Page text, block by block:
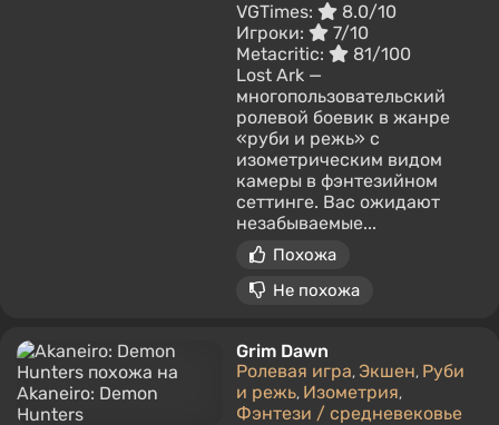
VGTimes:
8.0/10
Игроки:
7/10
Metacritic:
81/100
Lost Ark —
многопользовательский
ролевой боевик в жанре
«руби и режь» с
изометрическим видом
камеры в фэнтезийном
сеттинге. Вас ожидают
незабываемые...
Похожа
Не похожа
Grim Dawn
Ролевая игра, Экшен, Руби
и режь, Изометрия,
Фэнтези / средневековье